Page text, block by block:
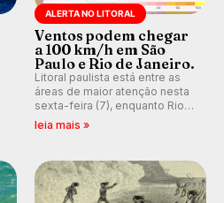
ALERTA NO LITORAL
Ventos podem chegar
a 100 km/h em São
Paulo e Rio de Janeiro.
Litoral paulista está entre as
áreas de maior atenção nesta
sexta-feira (7), enquanto Rio
de Janeiro também recebe
alerta para ventos fortes.
km/h em Itanhaém.
leia mais »